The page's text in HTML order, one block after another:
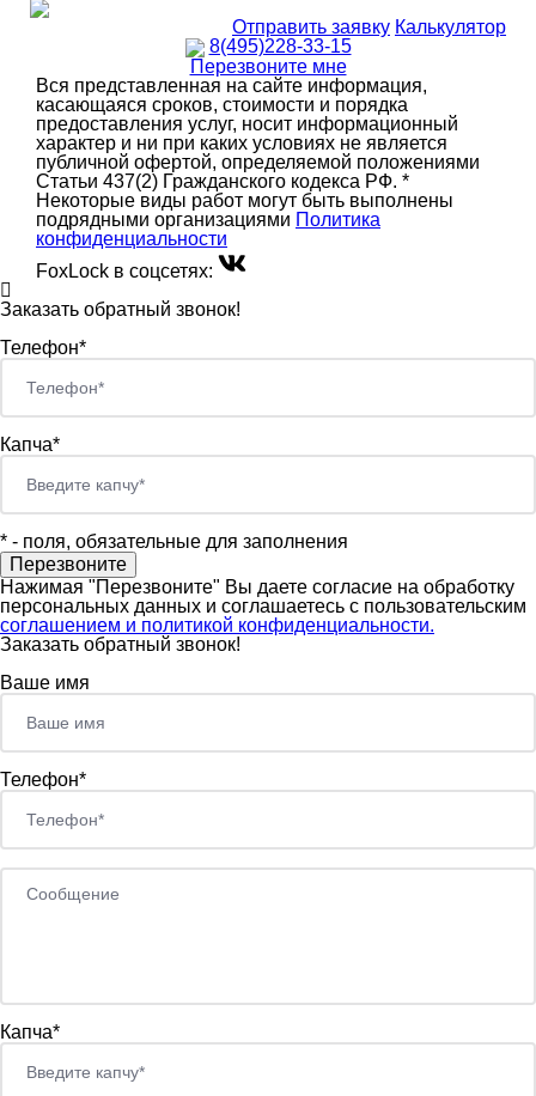
Отправить заявку Калькулятор
8(495)228-33-15
Перезвоните мне
Вся представленная на сайте информация,
касающаяся сроков, стоимости и порядка
предоставления услуг, носит информационный
характер и ни при каких условиях не является
публичной офертой, определяемой положениями
Статьи 437(2) Гражданского кодекса РФ. *
Некоторые виды работ могут быть выполнены
подрядными организациями Политика
конфиденциальности
FoxLock в соцсетях:
Заказать обратный звонок!
Телефон*
Капча*
* - поля, обязательные для заполнения
Нажимая "Перезвоните" Вы даете согласие на обработку
персональных данных и соглашаетесь c пользовательским
соглашением и политикой конфиденциальности.
Заказать обратный звонок!
Ваше имя
Телефон*
Капча*